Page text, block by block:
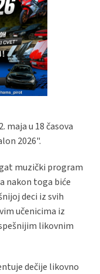
maja u 18 časova
2026".
muzički program
nakon toga biće
deci iz svih
učenicima iz
likovnim
dečije likovno